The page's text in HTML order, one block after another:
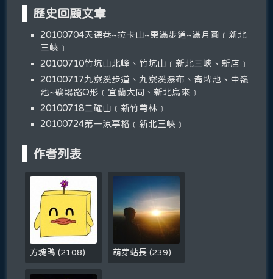
歷史回顧文章
20100704天德巷~拉卡山~東滿步道~滿月圓﹝新北
三峽﹞
20100710竹坑山北峰、竹坑山﹝新北三峽、新店﹞
20100717九寮溪步道、九寮溪瀑布、崙埤池、中嶺
池~礦場路O形﹝宜蘭大同、新北烏來﹞
20100718二確山﹝新竹芎林﹞
20100724第一涼亭格﹝新北三峽﹞
作者列表
方塊鴨(2108) 萌芽站長(239)